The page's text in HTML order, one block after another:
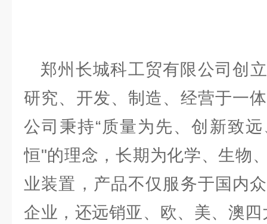
郑州长城科工贸有限公司创
研究、开发、制造、经营于一
公司秉持“质量为先、创新致
恒"的理念，长期为化学、生物
业装置，产品不仅服务于国内
企业，还远销亚、欧、美、澳